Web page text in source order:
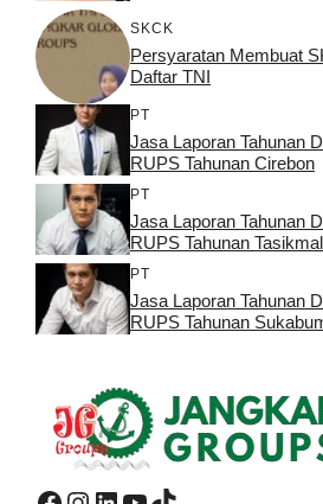
SKCK
Persyaratan Membuat
Daftar TNI
PT
Jasa Laporan Tahunan
RUPS Tahunan Cirebon
PT
Jasa Laporan Tahunan
RUPS Tahunan
PT
Jasa Laporan Tahunan
RUPS Tahunan